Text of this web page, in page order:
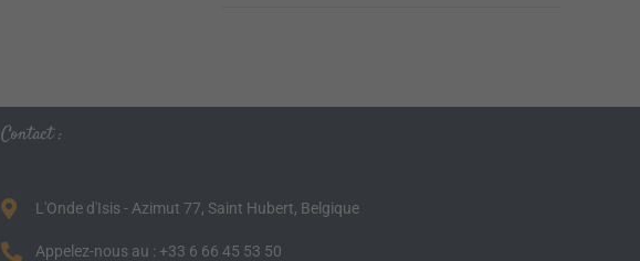
Contact :
L'Onde d'Isis - Azimut 77, Saint Hubert, Belgique
Appelez-nous au : +33 6 66 45 53 50